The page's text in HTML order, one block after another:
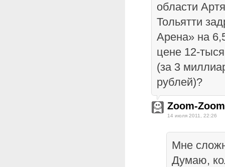
области
Тольятти
Арена» на
цене 12-
(за 3
рублей)?
Zoom-Zoom
14 июля 2011, 22:26
Мне
Думаю,